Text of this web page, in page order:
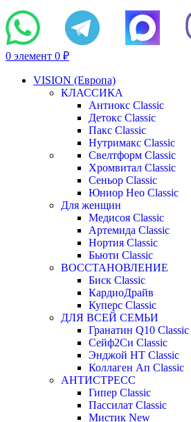
0 элемент 0 ₽
VISION (Европа)
КЛАССИКА
Антиокс Classic
Детокс Classic
Пакс Classic
Нутримакс Classic
Свелтформ Classic
Хромвитал Classic
Сеньор Classic
Юниор Нео Classic
Для женщин
Медисоя Classic
Артемида Classic
Нортия Classic
Бьюти Classic
ВОССТАНОВЛЕНИЕ
Биск Classic
КардиоДрайв
Куперс Classic
ДЛЯ ВСЕЙ СЕМЬИ
Гранатин Q10 Classic
Сейф2Си Classic
Энджой НТ Classic
Коллаген Ап Classic
АНТИСТРЕСС
Гипер Classic
Пассилат Classic
Мистик New